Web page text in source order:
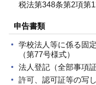
税法第348条第2項第
申告書類
学校法人等に係る固
（第77号様式）
法人登記（全部事項証
許可、認可証等の写し